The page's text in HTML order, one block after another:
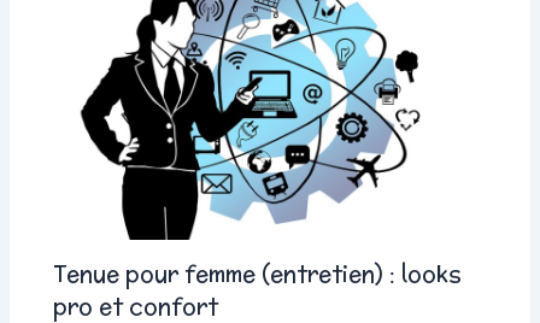
Tenue pour femme (entretien) : looks
pro et confort